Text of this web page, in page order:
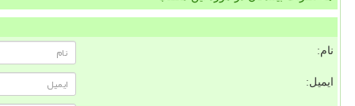
نام:
ایمیل: